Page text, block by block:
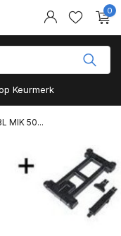
0
Keurmerk
MIK 50...